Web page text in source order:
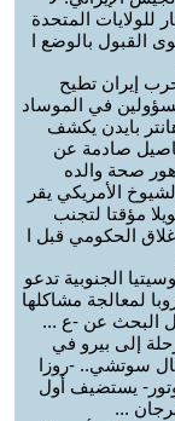
للولايات المتحدة
القبول بالوضع ا
إيران تطيح
في الموساد
بايدن يكشف
صادمة عن
صحة والده
الأمريكي يقر
مؤقتا لتجنب
الحكومي قبل ا
الجنوبية تدعو
لمعالجة مشاكلها
البحث عن -ع ...
إلى بيرو في
سوتشي.. -روزا
يستضيف أول
...